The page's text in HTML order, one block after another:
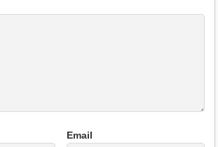
Email